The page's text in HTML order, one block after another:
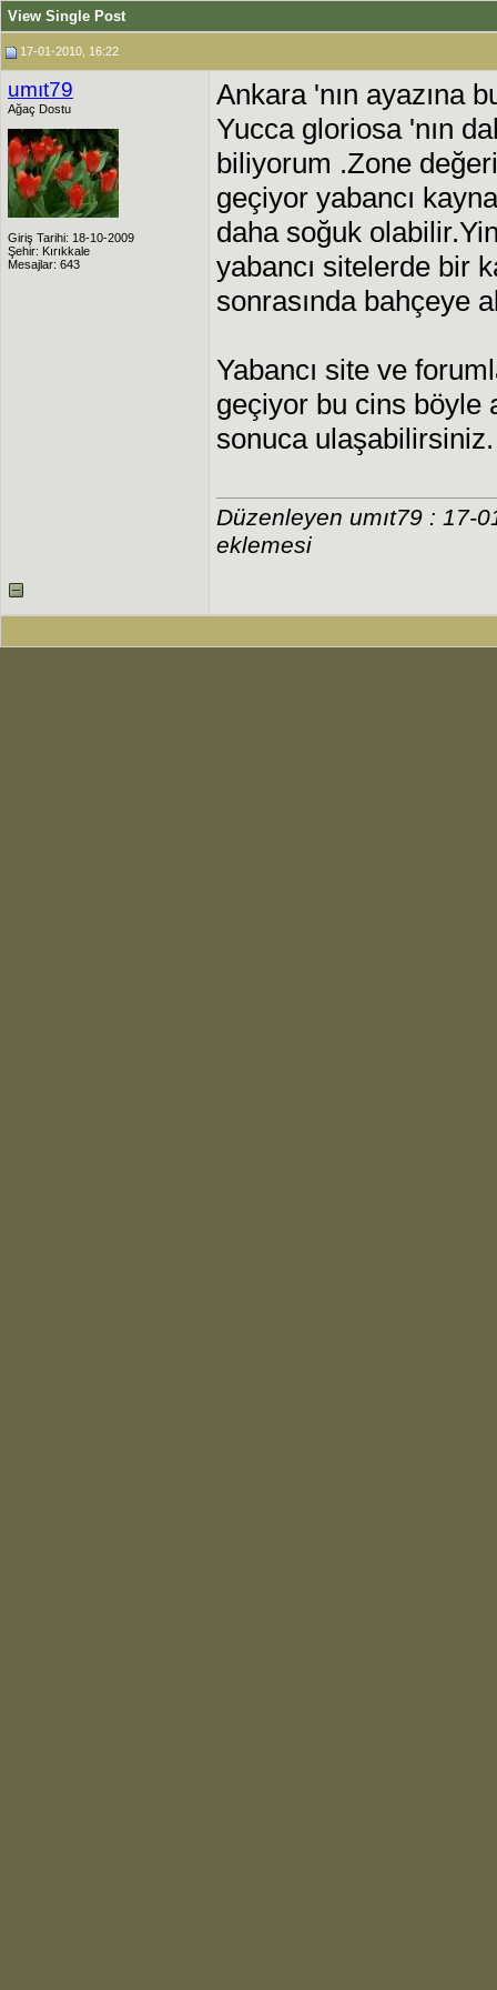
View Single Post
17-01-2010, 16:22
umıt79
Ağaç Dostu
Giriş Tarihi: 18-10-2009
Şehir: Kırıkkale
Mesajlar: 643
Ankara 'nın ayazına
Yucca gloriosa 'nın
biliyorum .Zone
geçiyor yabancı
daha soğuk
yabancı sitelerde bir
sonrasında bahçeye
Yabancı site ve
geçiyor bu cins böyle
sonuca ulaşabilirsiniz.
Düzenleyen umıt79 : 17-
eklemesi